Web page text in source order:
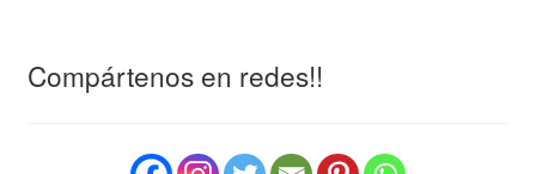
Compártenos en redes!!